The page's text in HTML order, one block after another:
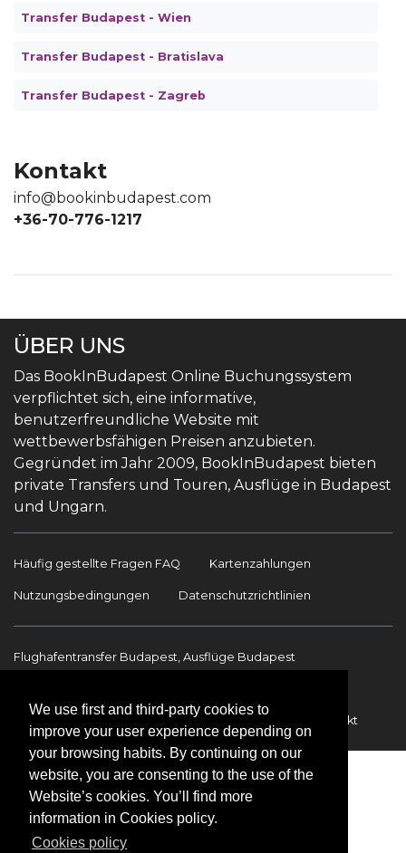
We use first and third-party cookies to
improve your user experience depending on
your browsing habits. By continuing on our
website, you are consenting to the use of the
Website’s cookies. You’ll find more
information in Cookies policy.
Cookies policy
Transfer Budapest - Wien
Transfer Budapest - Bratislava
Transfer Budapest - Zagreb
Kontakt
info@bookinbudapest.com
+36-70-776-1217
ÜBER UNS
Das BookInBudapest Online Buchungssystem
verpflichtet sich, eine informative,
benutzerfreundliche Website mit
wettbewerbsfähigen Preisen anzubieten.
Gegründet im Jahr 2009, BookInBudapest bieten
private Transfers und Touren, Ausflüge in Budapest
und Ungarn.
Häufig gestellte Fragen FAQ Kartenzahlungen
Nutzungsbedingungen Datenschutzrichtlinien
Flughafentransfer Budapest, Ausflüge Budapest
Internationale Transfers Kontakt